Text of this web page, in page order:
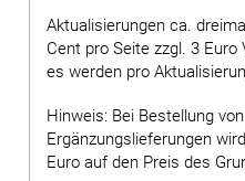
Aktualisierungen ca.
Cent pro Seite zzgl. 3
es werden pro
Hinweis: Bei Bestellung
Ergänzungslieferungen
Euro auf den Preis des